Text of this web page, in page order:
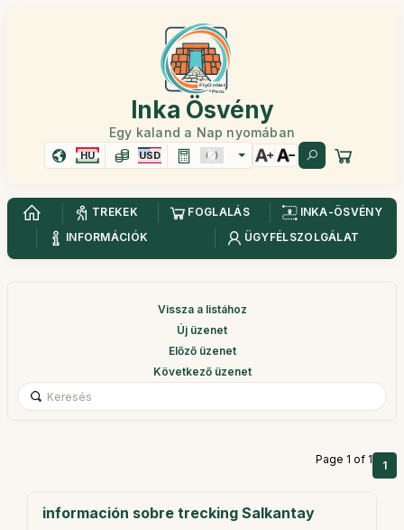
Inka Ösvény
Egy kaland a Nap nyomában
HU USD
TREKEK FOGLALÁS
INKA-ÖSVÉNY
INFORMÁCIÓK
ÜGYFÉLSZOLGÁLAT
Vissza a listához
Új üzenet
Előző üzenet
Következő üzenet
Page 1 of 1 1
información sobre trecking Salkantay